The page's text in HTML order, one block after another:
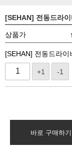
[SEHAN] 전동드라
상품가
[SEHAN] 전동드라
+1 -1
바로 구매하기